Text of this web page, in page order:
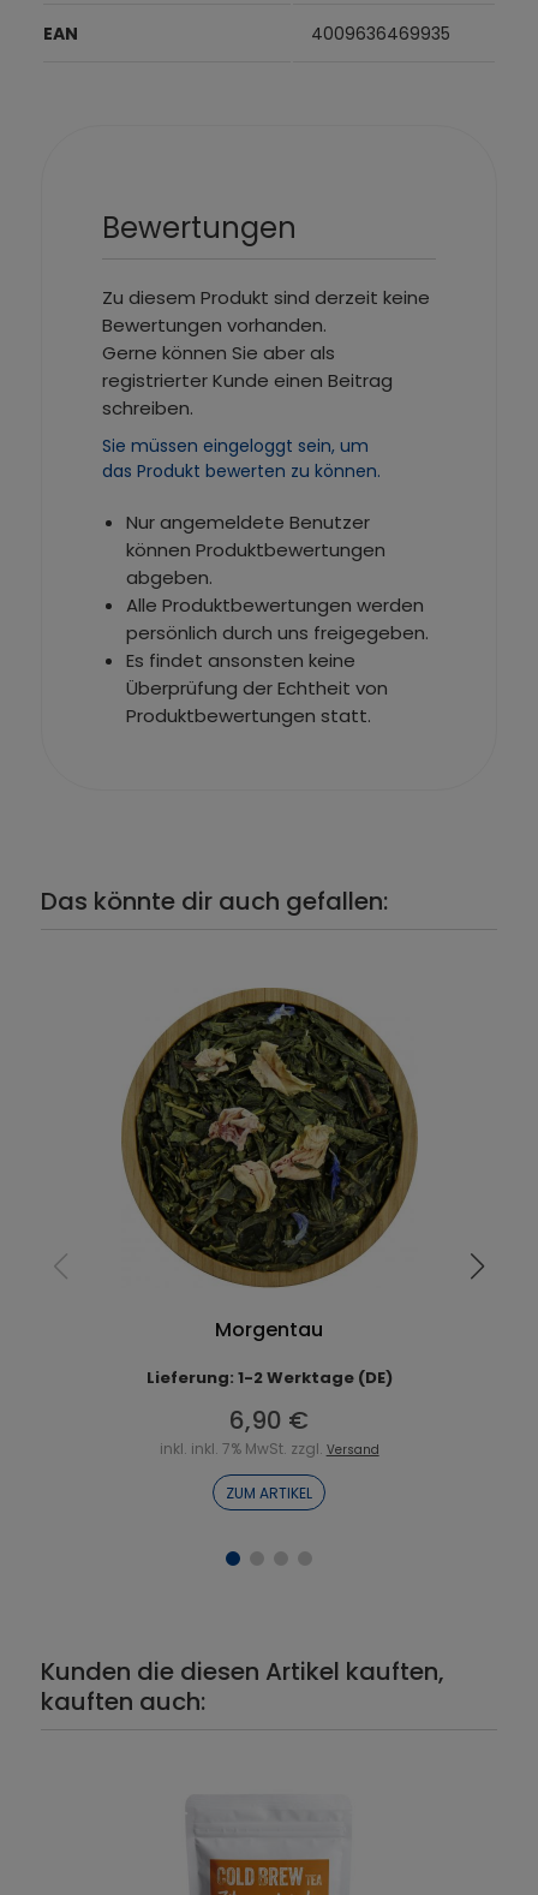
EAN 4009636469935
Bewertungen
Zu diesem Produkt sind derzeit keine
Bewertungen vorhanden.
Gerne können Sie aber als
registrierter Kunde einen Beitrag
schreiben.
Sie müssen eingeloggt sein, um
das Produkt bewerten zu können.
Nur angemeldete Benutzer
können Produktbewertungen
abgeben.
Alle Produktbewertungen werden
persönlich durch uns freigegeben.
Es findet ansonsten keine
Überprüfung der Echtheit von
Produktbewertungen statt.
Das könnte dir auch gefallen:
Morgentau
Lieferung: 1-2 Werktage (DE)
6,90 €
inkl. inkl. 7% MwSt. zzgl. Versand
ZUM ARTIKEL
Kunden die diesen Artikel kauften,
kauften auch: